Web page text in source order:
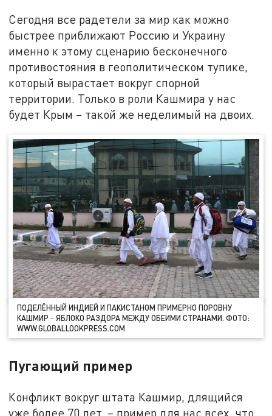
Сегодня все радетели за мир как можно
быстрее приближают Россию и Украину
именно к этому сценарию бесконечного
противостояния в геополитическом тупике,
который вырастает вокруг спорной
территории. Только в роли Кашмира у нас
будет Крым – такой же неделимый на двоих.
ПОДЕЛЁННЫЙ ИНДИЕЙ И ПАКИСТАНОМ ПРИМЕРНО ПОРОВНУ
КАШМИР– ЯБЛОКО РАЗДОРА МЕЖДУ ОБЕИМИ СТРАНАМИ. ФОТО:
WWW.GLOBALLOOKPRESS.COM
Пугающий пример
Конфликт вокруг штата Кашмир, длящийся
уже более 70 лет, – пример для нас всех, что